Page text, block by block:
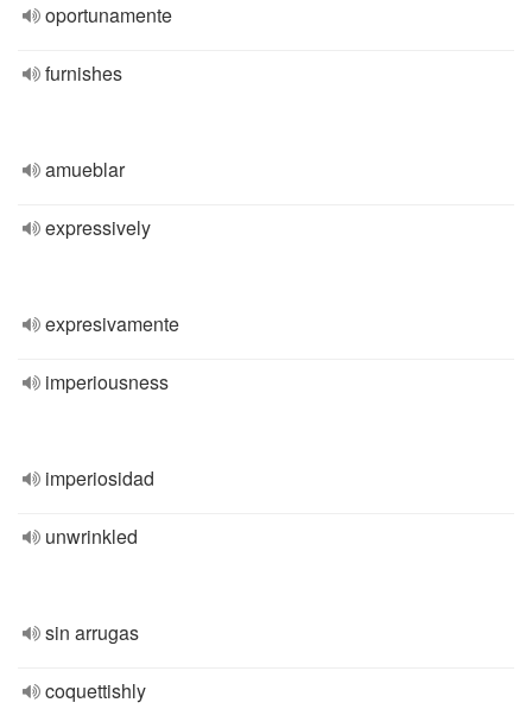
oportunamente
furnishes
amueblar
expressively
expresivamente
imperiousness
imperiosidad
unwrinkled
sin arrugas
coquettishly